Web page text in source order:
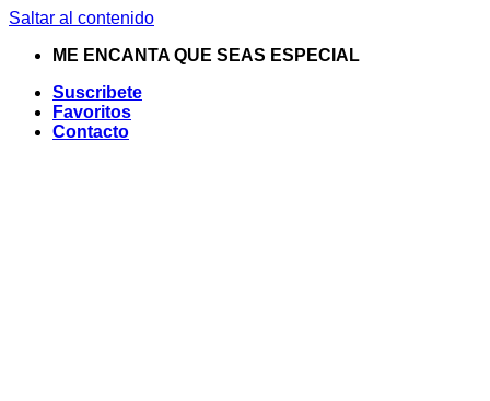
Saltar al contenido
ME ENCANTA QUE SEAS ESPECIAL
Suscribete
Favoritos
Contacto